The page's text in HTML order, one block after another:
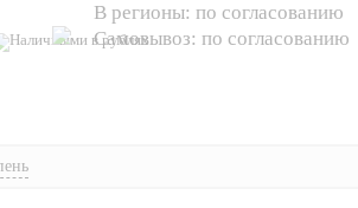
В регионы: по согласованию
Самовывоз: по согласованию